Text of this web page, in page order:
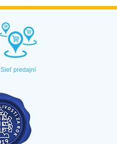
Sieť predajní